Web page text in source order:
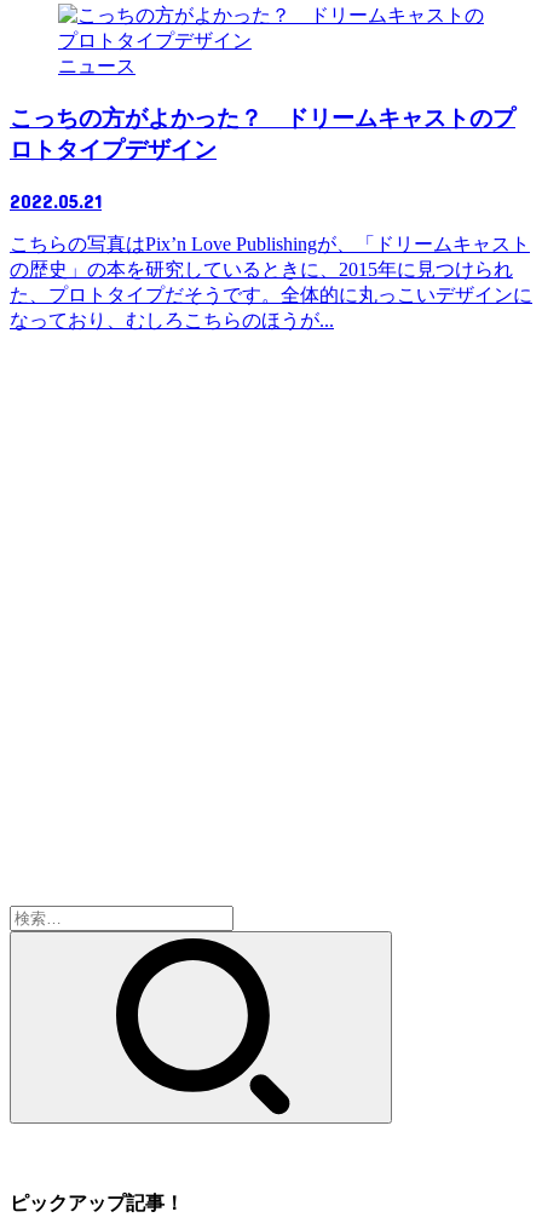
ニュース
こっちの方がよかった？ ドリームキャストのプ
ロトタイプデザイン
2022.05.21
こちらの写真はPix’n Love Publishingが、「ドリームキャスト
の歴史」の本を研究しているときに、2015年に見つけられ
た、プロトタイプだそうです。全体的に丸っこいデザインに
なっており、むしろこちらのほうが...
検
索:
ピックアップ記事！